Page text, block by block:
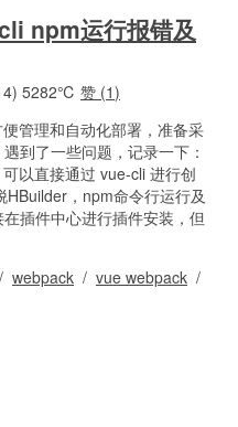
npm运行报错及
5282℃ 赞 (1)
管理和自动化部署，准备采
到了一些问题，记录一下：
以直接通过 vue-cli 进行创
，npm命令行运行及
插件中心进行插件安装，但
/ webpack / vue webpack /